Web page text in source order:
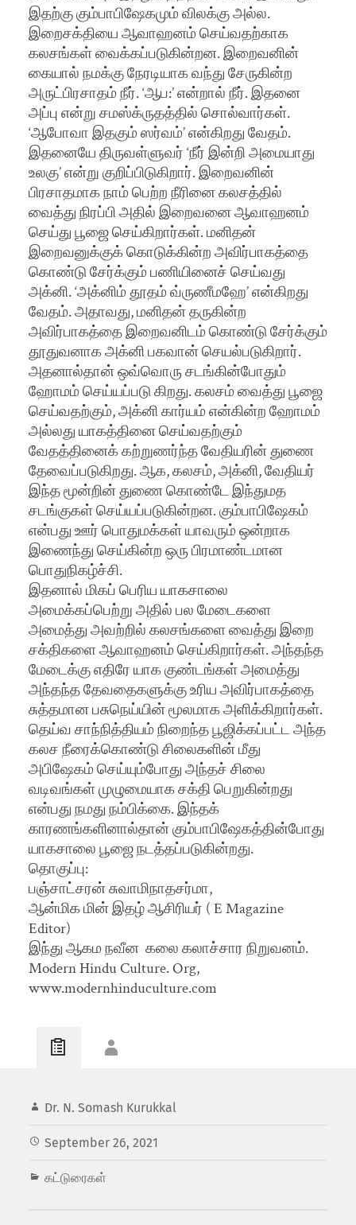
இதற்கு கும்பாபிஷேகமும் விலக்கு அல்ல.
இறைசக்தியை ஆவாஹனம் செய்வதற்காக
கலசங்கள் வைக்கப்படுகின்றன. இறைவனின்
கையால் நமக்கு நேரடியாக வந்து சேருகின்ற
அருட்பிரசாதம் நீர். ‘ஆப:’ என்றால் நீர். இதனை
அப்பு என்று சமஸ்க்ருதத்தில் சொல்வார்கள்.
‘ஆபோவா இதகும் ஸர்வம்’ என்கிறது வேதம்.
இதனையே திருவள்ளுவர் ‘நீர் இன்றி அமையாது
உலகு’ என்று குறிப்பிடுகிறார். இறைவனின்
பிரசாதமாக நாம் பெற்ற நீரினை கலசத்தில்
வைத்து நிரப்பி அதில் இறைவனை ஆவாஹனம்
செய்து பூஜை செய்கிறார்கள். மனிதன்
இறைவனுக்குக் கொடுக்கின்ற அவிர்பாகத்தை
கொண்டு சேர்க்கும் பணியினைச் செய்வது
அக்னி. ‘அக்னிம் தூதம் வ்ருணீமஹே’ என்கிறது
வேதம். அதாவது, மனிதன் தருகின்ற
அவிர்பாகத்தை இறைவனிடம் கொண்டு சேர்க்கும்
தூதுவனாக அக்னி பகவான் செயல்படுகிறார்.
அதனால்தான் ஒவ்வொரு சடங்கின்போதும்
ஹோமம் செய்யப்படு கிறது. கலசம் வைத்து பூஜை
செய்வதற்கும், அக்னி கார்யம் என்கின்ற ஹோமம்
அல்லது யாகத்தினை செய்வதற்கும்
வேதத்தினைக் கற்றுணர்ந்த வேதியரின் துணை
தேவைப்படுகிறது. ஆக, கலசம், அக்னி, வேதியர்
இந்த மூன்றின் துணை கொண்டே இந்துமத
சடங்குகள் செய்யப்படுகின்றன. கும்பாபிஷேகம்
என்பது ஊர் பொதுமக்கள் யாவரும் ஒன்றாக
இணைந்து செய்கின்ற ஒரு பிரமாண்டமான
பொதுநிகழ்ச்சி.
இதனால் மிகப் பெரிய யாகசாலை
அமைக்கப்பெற்று அதில் பல மேடைகளை
அமைத்து அவற்றில் கலசங்களை வைத்து இறை
சக்திகளை ஆவாஹனம் செய்கிறார்கள். அந்தந்த
மேடைக்கு எதிரே யாக குண்டங்கள் அமைத்து
அந்தந்த தேவதைகளுக்கு உரிய அவிர்பாகத்தை
சுத்தமான பசுநெய்யின் மூலமாக அளிக்கிறார்கள்.
தெய்வ சாந்நித்தியம் நிறைந்த பூஜிக்கப்பட்ட அந்த
கலச நீரைக்கொண்டு சிலைகளின் மீது
அபிஷேகம் செய்யும்போது அந்தச் சிலை
வடிவங்கள் முழுமையாக சக்தி பெறுகின்றது
என்பது நமது நம்பிக்கை. இந்தக்
காரணங்களினால்தான் கும்பாபிஷேகத்தின்போது
யாகசாலை பூஜை நடத்தப்படுகின்றது.
தொகுப்பு:
பஞ்சாட்சரன் சுவாமிநாதசர்மா,
ஆன்மிக மின் இதழ் ஆசிரியர் ( E Magazine
Editor)
இந்து ஆகம நவீன கலை கலாச்சார நிறுவனம்.
Modern Hindu Culture. Org,
www.modernhinduculture.com
Dr. N. Somash Kurukkal
September 26, 2021
கட்டுரைகள்